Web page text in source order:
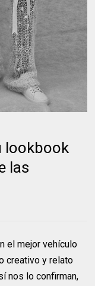
lookbook
las
el mejor vehículo
creativo y relato
nos lo confirman,